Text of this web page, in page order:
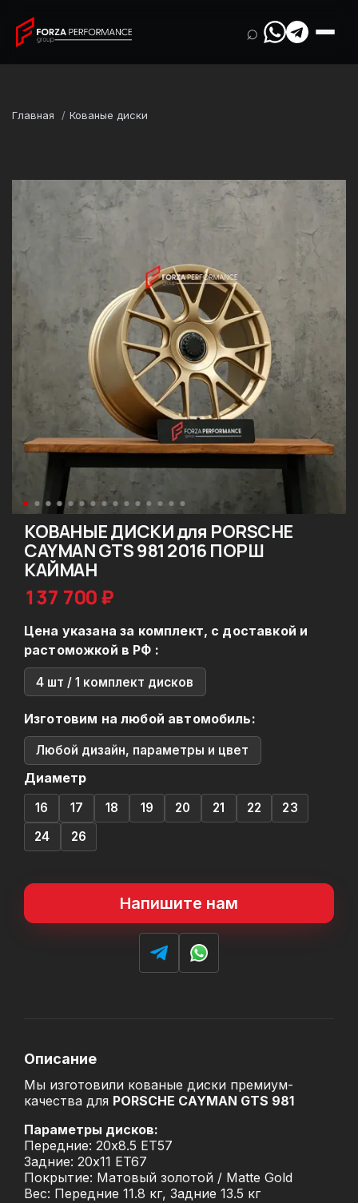
⌕
Главная Кованые диски
КОВАНЫЕ ДИСКИ для PORSCHE
CAYMAN GTS 981 2016 ПОРШ
КАЙМАН
137 700 ₽
Цена указана за комплект, с доставкой и
растоможкой в РФ :
4 шт / 1 комплект дисков
Изготовим на любой автомобиль:
Любой дизайн, параметры и цвет
Диаметр
16 17 18 19 20 21 22
23
24
26
Напишите нам
Описание
Мы изготовили кованые диски премиум-
качества для PORSCHE CAYMAN GTS 981
Параметры дисков:
Передние: 20x8.5 ET57
Задние: 20x11 ET67
Покрытие: Матовый золотой / Matte Gold
Вес: Передние 11.8 кг, Задние 13.5 кг
Porsche